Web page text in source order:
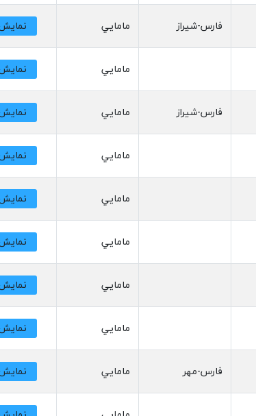
فارس-شیراز مامايي
مامايي
فارس-شیراز مامايي
مامايي
مامايي
مامايي
مامايي
مامايي
فارس-مهر مامايي